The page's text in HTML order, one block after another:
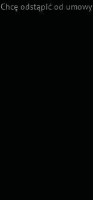
Chcę odstąpić od umowy